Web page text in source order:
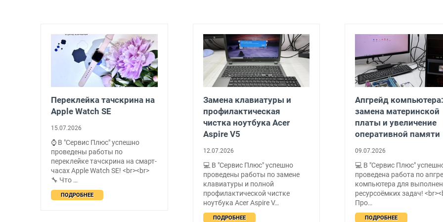
Переклейка тачскрина на
Apple Watch SE
15.07.2026
⌚ В "Сервис Плюс" успешно
проведены работы по
переклейке тачскрина на смарт-
часах Apple Watch SE! <br><br>
🔧 Что …
ПОДРОБНЕЕ
Замена клавиатуры и
профилактическая
чистка ноутбука Acer
Aspire V5
12.07.2026
💻 В "Сервис Плюс" успешно
проведены работы по замене
клавиатуры и полной
профилактической чистке
ноутбука Acer Aspire V…
ПОДРОБНЕЕ
Апгрейд компьютера:
замена материнской
платы и увеличение
оперативной памяти
09.07.2026
💻 В "Сервис Плюс"
проведена работа по
компьютера для
ресурсоёмких задач!
Про…
ПОДРОБНЕЕ